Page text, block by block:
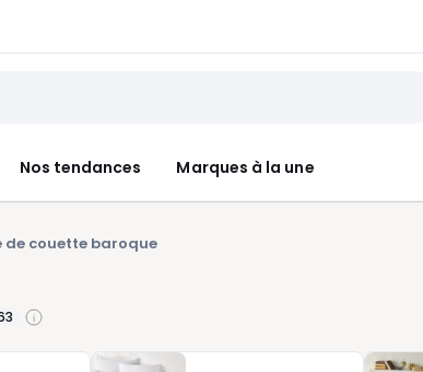
Nos tendances Marques à la une
de couette baroque